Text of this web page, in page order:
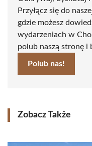
Przyłącz się do
gdzie możesz
wydarzeniach w
polub naszą stronę i
Polub nas!
Zobacz Także